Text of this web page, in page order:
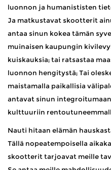
luonnon ja humanististen
Ja matkustavat skootterit
antaa sinun kokea tämän
muinaisen kaupungin
kuiskauksia; tai ratsastaa
luonnon hengitystä; Tai
maistamalla paikallisia
antavat sinun
kulttuuriin
Nauti hitaan elämän
Tällä nopeatempoisella
skootterit tarjoavat meille